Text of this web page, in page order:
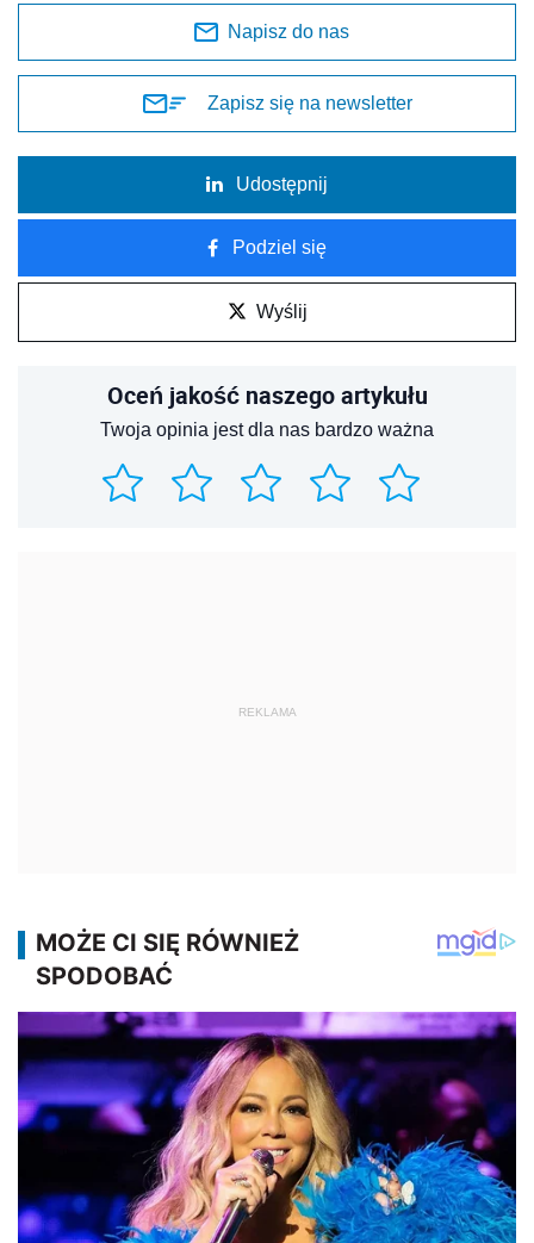
Napisz do nas
Zapisz się na newsletter
Udostępnij
Podziel się
Wyślij
Oceń jakość naszego artykułu
Twoja opinia jest dla nas bardzo ważna
REKLAMA